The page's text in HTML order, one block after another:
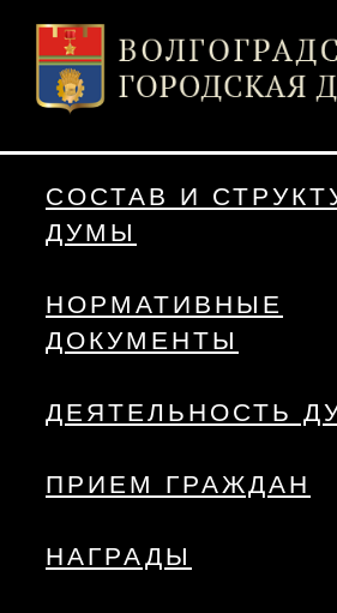
СОСТАВ И
ДУМЫ
НОРМАТИВНЫЕ
ДОКУМЕНТЫ
ДЕЯТЕЛЬНОСТЬ
ПРИЕМ ГРАЖДАН
НАГРАДЫ